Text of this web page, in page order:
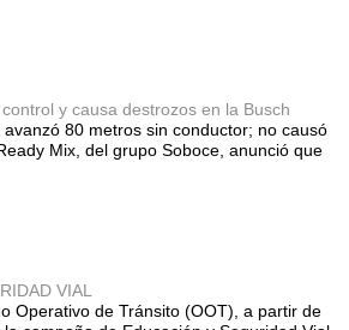
y causa destrozos en la Busch
80 metros sin conductor; no causó
Mix, del grupo Soboce, anunció que
VIAL
Operativo de Tránsito (OOT), a partir de